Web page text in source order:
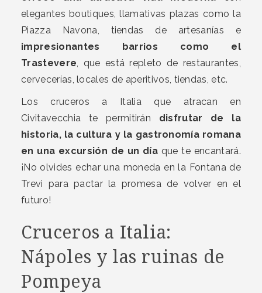
elegantes boutiques, llamativas plazas como la
Piazza Navona, tiendas de artesanías e
impresionantes barrios como el
Trastevere, que está repleto de restaurantes,
cervecerías, locales de aperitivos, tiendas, etc.
Los cruceros a Italia que atracan en
Civitavecchia te permitirán disfrutar de la
historia, la cultura y la gastronomía romana
en una excursión de un día que te encantará.
¡No olvides echar una moneda en la Fontana de
Trevi para pactar la promesa de volver en el
futuro!
Cruceros a Italia:
Nápoles y las ruinas de
Pompeya